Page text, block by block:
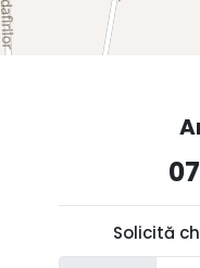
Solicită